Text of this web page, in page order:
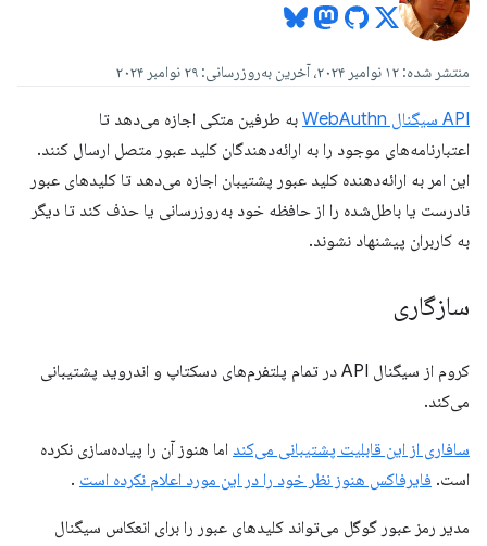
منتشر شده: ۱۲ نوامبر ۲۰۲۴، آخرین به‌روزرسانی: ۲۹ نوامبر ۲۰۲۴
API سیگنال WebAuthn
به طرفین متکی اجازه می‌دهد تا
اعتبارنامه‌های موجود را به ارائه‌دهندگان کلید عبور متصل ارسال کنند.
این امر به ارائه‌دهنده کلید عبور پشتیبان اجازه می‌دهد تا کلیدهای عبور
نادرست یا باطل‌شده را از حافظه خود به‌روزرسانی یا حذف کند تا دیگر
به کاربران پیشنهاد نشوند.
سازگاری
کروم از سیگنال API در تمام پلتفرم‌های دسکتاپ و اندروید پشتیبانی
می‌کند.
سافاری از این قابلیت پشتیبانی می‌کند اما هنوز آن را پیاده‌سازی نکرده
است. فایرفاکس هنوز نظر خود را در این مورد اعلام نکرده است .
مدیر رمز عبور گوگل می‌تواند کلیدهای عبور را برای انعکاس سیگنال